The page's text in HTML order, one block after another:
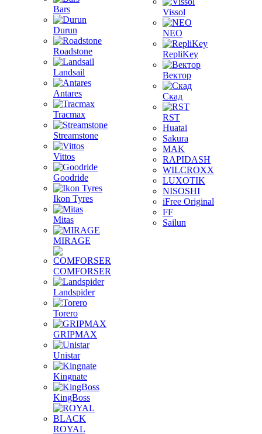
Bars
Durun
Roadstone
Landsail
Antares
Tracmax
Streamstone
Vittos
Goodride
Ikon Tyres
Mitas
MIRAGE
COMFORSER
Landspider
Torero
GRIPMAX
Unistar
Kingnate
KingBoss
ROYAL
Vissol
NEO
RepliKey
Вектор
Скад
RST
Huatai
Sakura
MAK
RAPIDASH
WILCROXX
LUXOTIK
NISOSHI
iFree Original
FF
Sailun